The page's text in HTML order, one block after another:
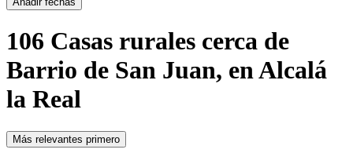
106 Casas rurales cerca de
Barrio de San Juan, en Alcalá
la Real
Más relevantes primero